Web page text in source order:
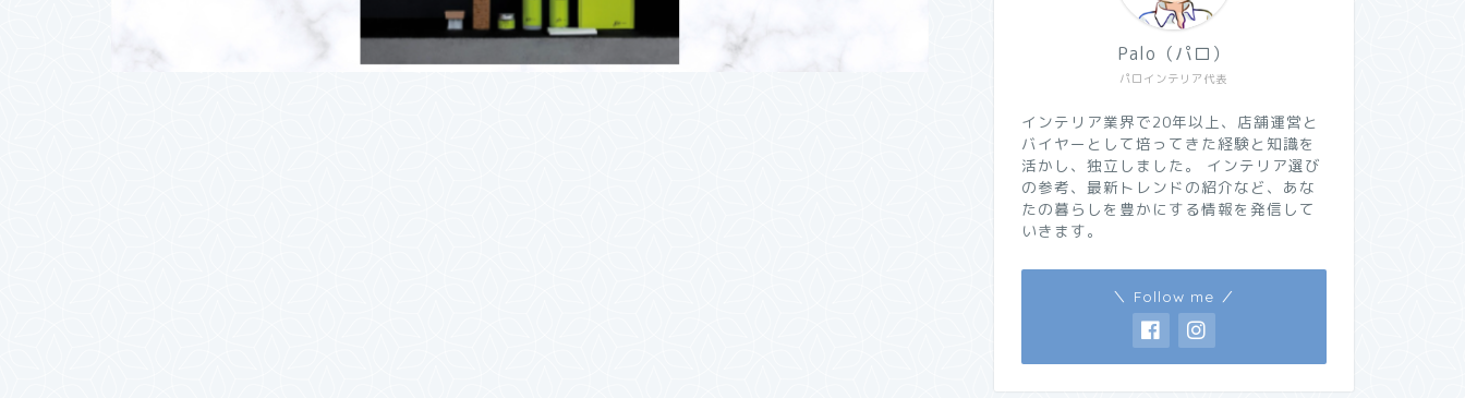
パロインテリア代表
Palo（パロ）
インテリア業界で20年以上、店舗運営と
バイヤーとして培ってきた経験と知識を
活かし、独立しました。 インテリア選び
の参考、最新トレンドの紹介など、あな
たの暮らしを豊かにする情報を発信して
いきます。
＼ Follow me ／